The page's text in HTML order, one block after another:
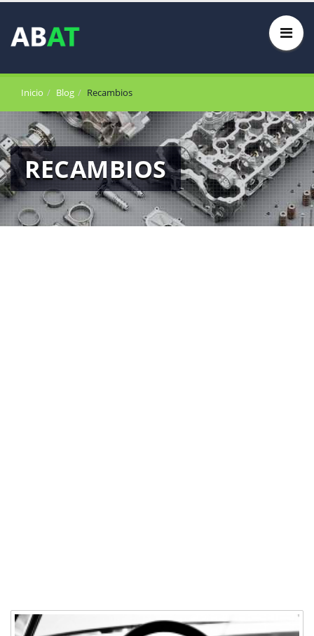
Inicio Blog Recambios
RECAMBIOS